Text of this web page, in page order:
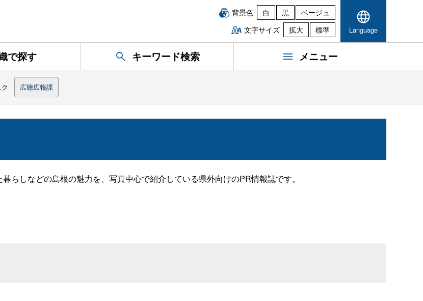
背景色 白 黒
ベージュ
文字サイズ
拡大 標準 Language
で探す キーワード検索 メニュー
広聴広報課
らしなどの島根の魅力を、写真中心で紹介している県外向けのPR情報誌です。